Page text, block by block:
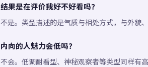
结果是在评价我好不好看吗？
不是。类型描述的是气质与相处方式，与外貌、
内向的人魅力会低吗？
不会。低调耐看型、神秘观察者等类型同样有